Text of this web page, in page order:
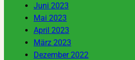
Juni 2023
Mai 2023
April 2023
März 2023
Dezember 2022